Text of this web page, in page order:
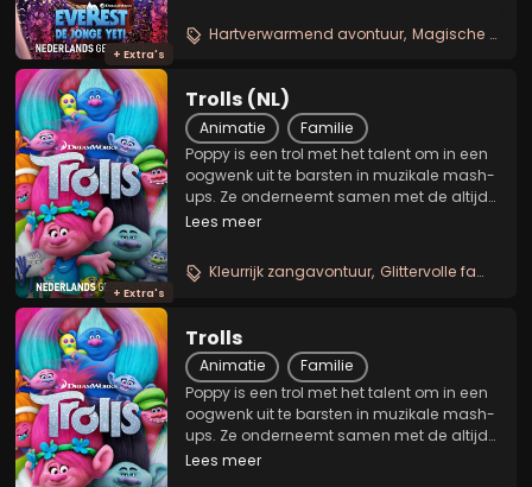
+ Extra's
dit magische wezen te herenigen met zijn
familie op het...
Hartverwarmend avontuur Magische roadtrip
+ Extra's
Trolls (NL)
Animatie
Familie
Poppy is een trol met het talent om in een
oogwenk uit te barsten in muzikale mash-
ups. Ze onderneemt samen met de altijd
sombere trol Knoest een reddingsmissie
handen van de duistere Bergens en hun
leider, Koning...
Lees meer
Kleurrijk zangavontuur Glittervolle familiefilm
Trolls
Animatie
Familie
Poppy is een trol met het talent om in een
oogwenk uit te barsten in muzikale mash-
ups. Ze onderneemt samen met de altijd
sombere trol Knoest een reddingsmissie
Lees meer